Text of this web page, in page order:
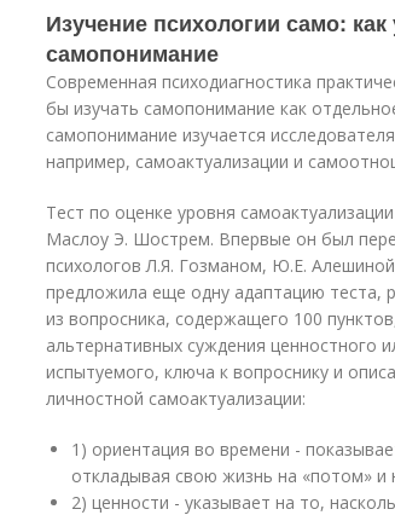
Изучение психологии само:
самопонимание
Современная психодиагностика
бы изучать самопонимание как
самопонимание изучается
например, самоактуализации и
Тест по оценке уровня
Маслоу Э. Шострем. Впервые он был
психологов Л.Я. Гозманом, Ю.Е.
предложила еще одну адаптацию теста,
из вопросника, содержащего 100
альтернативных суждения ценностного
испытуемого, ключа к вопроснику и
личностной самоактуализации:
1) ориентация во времени -
откладывая свою жизнь на «потом»
2) ценности - указывает на то,